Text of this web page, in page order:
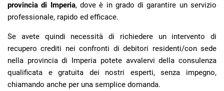
provincia di Imperia, dove è in grado di garantire un servizio
professionale, rapido ed efficace.
Se avete quindi necessità di richiedere un intervento di
recupero crediti nei confronti di debitori residenti/con sede
nella provincia di Imperia potete avvalervi della consulenza
qualificata e gratuita dei nostri esperti, senza impegno,
chiamando anche per una semplice domanda.